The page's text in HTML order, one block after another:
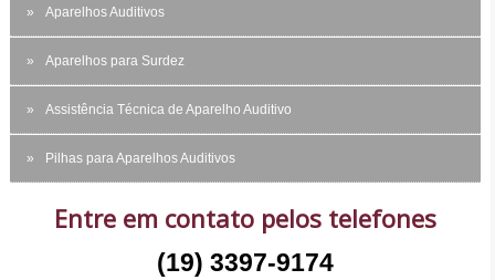
Aparelhos Auditivos
Aparelhos para Surdez
Assistência Técnica de Aparelho Auditivo
Pilhas para Aparelhos Auditivos
Entre em contato pelos telefones
(19) 3397-9174